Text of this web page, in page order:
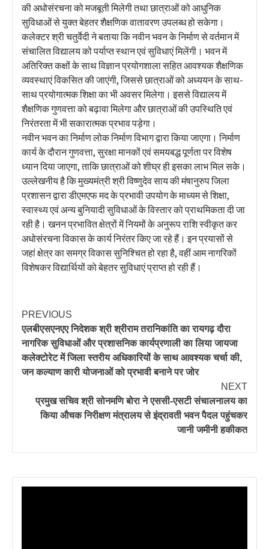
की अधोसंरचना को मजबूती मिलेगी तथा छात्राओं को आधुनिक
सुविधाओं से युक्त बेहतर शैक्षणिक वातावरण उपलब्ध हो सकेगा।
कलेक्टर श्री चतुर्वेदी ने बताया कि नवीन भवन के निर्माण से वर्तमान में
संचालित विद्यालय को पर्याप्त स्थान एवं सुविधाएं मिलेंगी। भवन में
अतिरिक्त कक्षों के साथ विज्ञान प्रयोगशाला सहित आवश्यक शैक्षणिक
व्यवस्थाएं विकसित की जाएंगी, जिससे छात्राओं को अध्ययन के साथ-
साथ प्रयोगात्मक शिक्षा का भी अवसर मिलेगा। इससे विद्यालय में
शैक्षणिक गुणवत्ता को बढ़ावा मिलेगा और छात्राओं की उपस्थिति एवं
निरंतरता में भी सकारात्मक प्रभाव पड़ेगा।
नवीन भवन का निर्माण लोक निर्माण विभाग द्वारा किया जाएगा। निर्माण
कार्य के दौरान गुणवत्ता, सुरक्षा मानकों एवं समयबद्ध पूर्णता पर विशेष
ध्यान दिया जाएगा, ताकि छात्राओं को शीघ्र ही इसका लाभ मिल सके।
उल्लेखनीय है कि मुख्यमंत्री श्री विष्णुदेव साय की मंषानुरुप जिला
प्रशासन द्वारा डीएमएफ मद के प्रभावी उपयोग के माध्यम से शिक्षा,
स्वास्थ्य एवं अन्य बुनियादी सुविधाओं के विस्तार को प्राथमिकता दी जा
रही है। खनन प्रभावित क्षेत्रों में नियमों के अनुरूप राशि स्वीकृत कर
अधोसंरचना विकास के कार्य निरंतर किए जा रहे हैं। इन प्रयासों से
जहां क्षेत्र का समग्र विकास सुनिश्चित हो रहा है, वहीं आम नागरिकों
विशेषकर विद्यार्थियों को बेहतर सुविधाएं प्राप्त हो रही हैं।
PREVIOUS
एलबीएसएनएए निदेशक श्री श्रीराम तरानिकांति का रायगढ़ दौरा
नागरिक सुविधाओं और प्रशासनिक कार्यप्रणाली का लिया जायजा
कलेक्टोरेट में जिला स्तरीय अधिकारियों के साथ आवश्यक चर्चा की,
जन कल्याण कारी योजनाओं को प्रभावी बनाने पर जोर
NEXT
प्रमुख सचिव श्री सोनमणि बोरा ने एससी-एसटी संचालनालय का
किया औचक निरीक्षण मंत्रालय से इंद्रावती भवन पैदल पहुंचकर
जानी जमीनी हकीकत